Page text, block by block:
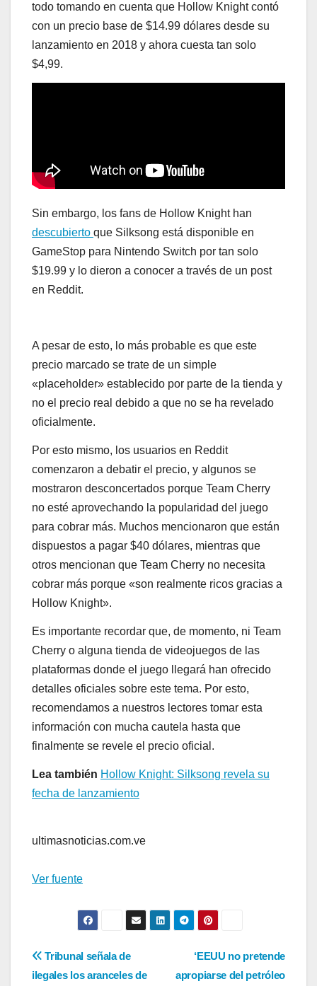
todo tomando en cuenta que Hollow Knight contó
con un precio base de $14.99 dólares desde su
lanzamiento en 2018 y ahora cuesta tan solo
$4,99.
Sin embargo, los fans de Hollow Knight han
descubierto que Silksong está disponible en
GameStop para Nintendo Switch por tan solo
$19.99 y lo dieron a conocer a través de un post
en Reddit.
A pesar de esto, lo más probable es que este
precio marcado se trate de un simple
«placeholder» establecido por parte de la tienda y
no el precio real debido a que no se ha revelado
oficialmente.
Por esto mismo, los usuarios en Reddit
comenzaron a debatir el precio, y algunos se
mostraron desconcertados porque Team Cherry
no esté aprovechando la popularidad del juego
para cobrar más. Muchos mencionaron que están
dispuestos a pagar $40 dólares, mientras que
otros mencionan que Team Cherry no necesita
cobrar más porque «son realmente ricos gracias a
Hollow Knight».
Es importante recordar que, de momento, ni Team
Cherry o alguna tienda de videojuegos de las
plataformas donde el juego llegará han ofrecido
detalles oficiales sobre este tema. Por esto,
recomendamos a nuestros lectores tomar esta
información con mucha cautela hasta que
finalmente se revele el precio oficial.
Lea también Hollow Knight: Silksong revela su
fecha de lanzamiento
ultimasnoticias.com.ve
Ver fuente
Navegación
‘EEUU no pretende
apropiarse del petróleo
Tribunal señala de
ilegales los aranceles de